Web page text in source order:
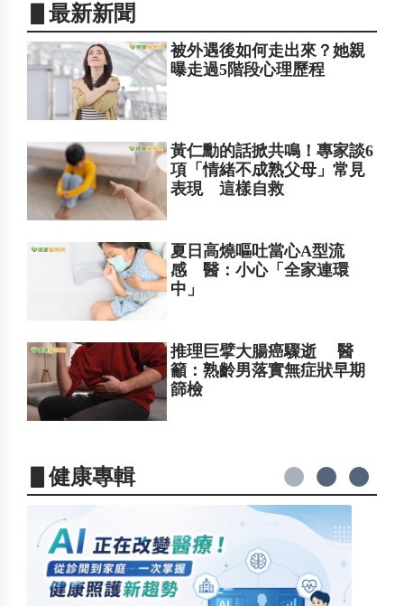
▋最新新聞
被外遇後如何走出來？她親
曝走過5階段心理歷程
黃仁勳的話掀共鳴！專家談6
項「情緒不成熟父母」常見
表現 這樣自救
夏日高燒嘔吐當心A型流
感 醫：小心「全家連環
中」
推理巨擘大腸癌驟逝 醫
籲：熟齡男落實無症狀早期
篩檢
▋健康專輯